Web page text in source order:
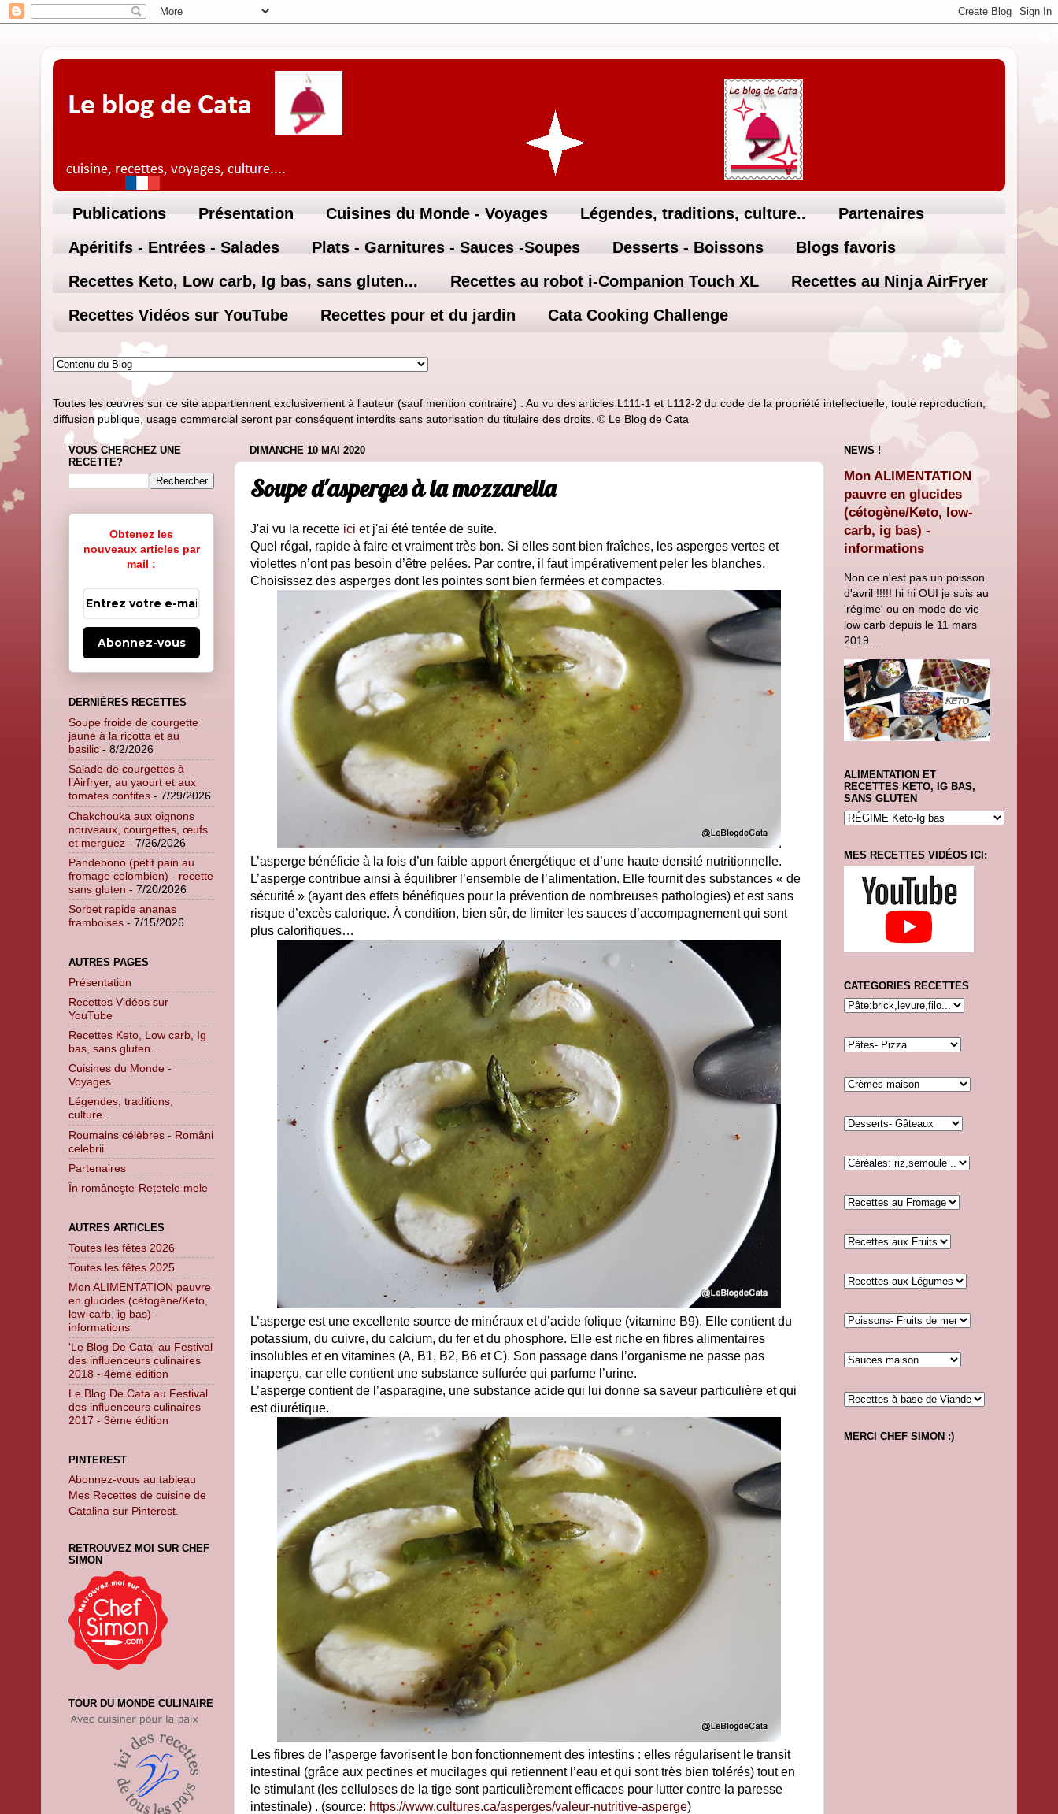
Publications Présentation Cuisines du Monde - Voyages Légendes, traditions, culture..
Partenaires
Apéritifs - Entrées - Salades
Plats - Garnitures - Sauces -Soupes Desserts - Boissons
Blogs favoris
Recettes Keto, Low carb, Ig bas, sans gluten...
Recettes au robot i-Companion Touch XL
Recettes au Ninja AirFryer
Recettes Vidéos sur YouTube
Recettes pour et du jardin Cata Cooking Challenge
Toutes les œuvres sur ce site appartiennent exclusivement à l'auteur (sauf mention contraire) . Au vu des articles L111-1 et L112-2 du code de la propriété intellectuelle, toute reproduction,
diffusion publique, usage commercial seront par conséquent interdits sans autorisation du titulaire des droits. © Le Blog de Cata
DIMANCHE 10 MAI 2020
Soupe d'asperges à la mozzarella
J'ai vu la recette ici et j'ai été tentée de suite.
Quel régal, rapide à faire et vraiment très bon. Si elles sont bien fraîches, les asperges vertes et
violettes n’ont pas besoin d’être pelées. Par contre, il faut impérativement peler les blanches.
Choisissez des asperges dont les pointes sont bien fermées et compactes.
L’asperge bénéficie à la fois d’un faible apport énergétique et d’une haute densité nutritionnelle.
L’asperge contribue ainsi à équilibrer l’ensemble de l’alimentation. Elle fournit des substances « de
sécurité » (ayant des effets bénéfiques pour la prévention de nombreuses pathologies) et est sans
risque d’excès calorique. À condition, bien sûr, de limiter les sauces d’accompagnement qui sont
plus calorifiques…
L’asperge est une excellente source de minéraux et d’acide folique (vitamine B9). Elle contient du
potassium, du cuivre, du calcium, du fer et du phosphore. Elle est riche en fibres alimentaires
insolubles et en vitamines (A, B1, B2, B6 et C). Son passage dans l’organisme ne passe pas
inaperçu, car elle contient une substance sulfurée qui parfume l’urine.
L’asperge contient de l’asparagine, une substance acide qui lui donne sa saveur particulière et qui
est diurétique.
Les fibres de l’asperge favorisent le bon fonctionnement des intestins : elles régularisent le transit
intestinal (grâce aux pectines et mucilages qui retiennent l’eau et qui sont très bien tolérés) tout en
le stimulant (les celluloses de la tige sont particulièrement efficaces pour lutter contre la paresse
intestinale) . (source: https://www.cultures.ca/asperges/valeur-nutritive-asperge)
VOUS CHERCHEZ UNE
RECETTE?
Obtenez les
nouveaux articles par
mail :
Abonnez-vous
DERNIÈRES RECETTES
Soupe froide de courgette
jaune à la ricotta et au
basilic - 8/2/2026
Salade de courgettes à
l’Airfryer, au yaourt et aux
tomates confites - 7/29/2026
Chakchouka aux oignons
nouveaux, courgettes, œufs
et merguez - 7/26/2026
Pandebono (petit pain au
fromage colombien) - recette
sans gluten - 7/20/2026
Sorbet rapide ananas
framboises - 7/15/2026
AUTRES PAGES
Présentation
Recettes Vidéos sur
YouTube
Recettes Keto, Low carb, Ig
bas, sans gluten...
Cuisines du Monde -
Voyages
Légendes, traditions,
culture..
Roumains célèbres - Români
celebrii
Partenaires
În româneşte-Rețetele mele
AUTRES ARTICLES
Toutes les fêtes 2026
Toutes les fêtes 2025
Mon ALIMENTATION pauvre
en glucides (cétogène/Keto,
low-carb, ig bas) -
informations
'Le Blog De Cata' au Festival
des influenceurs culinaires
2018 - 4ème édition
Le Blog De Cata au Festival
des influenceurs culinaires
2017 - 3ème édition
PINTEREST
Abonnez-vous au tableau
Mes Recettes de cuisine de
Catalina sur Pinterest.
RETROUVEZ MOI SUR CHEF
SIMON
TOUR DU MONDE CULINAIRE
NEWS !
Mon ALIMENTATION
pauvre en glucides
(cétogène/Keto, low-
carb, ig bas) -
informations
Non ce n'est pas un poisson
d'avril !!!!! hi hi OUI je suis au
'régime' ou en mode de vie
low carb depuis le 11 mars
2019....
ALIMENTATION ET
RECETTES KETO, IG BAS,
SANS GLUTEN
MES RECETTES VIDÉOS ICI:
CATEGORIES RECETTES
MERCI CHEF SIMON :)